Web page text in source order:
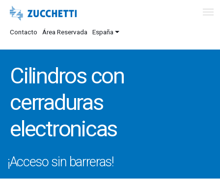
Contacto Área Reservada España
Cilindros con
cerraduras
electronicas
¡Acceso sin barreras!